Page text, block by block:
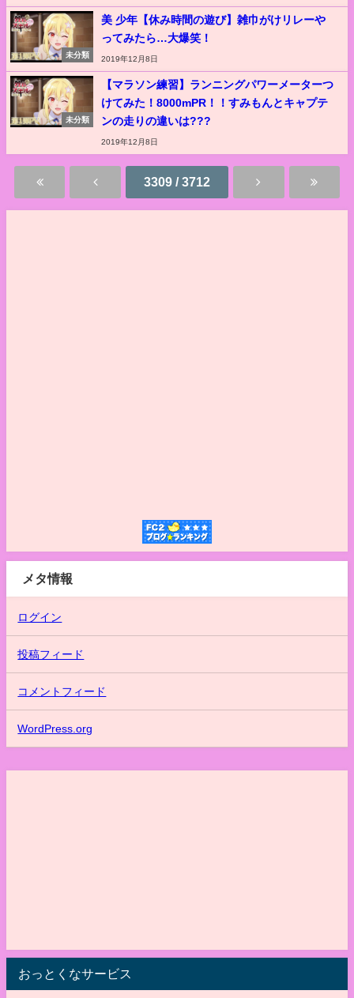
未分類
美 少年【休み時間の遊び】雑巾がけリレーや
ってみたら…大爆笑！
2019年12月8日
未分類
【マラソン練習】ランニングパワーメーターつ
けてみた！8000mPR！！すみもんとキャプテ
ンの走りの違いは???
2019年12月8日
3309 / 3712
メタ情報
ログイン
投稿フィード
コメントフィード
WordPress.org
おっとくなサービス